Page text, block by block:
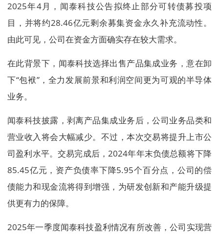
2025年4月，闻泰科技公告拟终止部分可转债募投项
目，并将约28.46亿元剩余募集资金永久补充流动性。
由此可见，公司在资金方面确实存在较大需求。
在此背景下，闻泰科技选择出售产品集成业务，意在卸
下“包袱”，全力发展前景和利润空间更为可观的半导体
业务。
闻泰科技披露，剥离产品集成业务后，公司业务品类和
营业收入将会大幅减少。不过，本次交易将提升上市公
司盈利水平。交易完成后，2024年年末负债总额将下降
85.45亿元，资产负债率下降5.95个百分点，公司的偿
债能力和现金流将得到增强，为研发创新和产能升级提
供更有力的保障。
2025年一季度闻泰科技盈利情况有所改善，公司实现营